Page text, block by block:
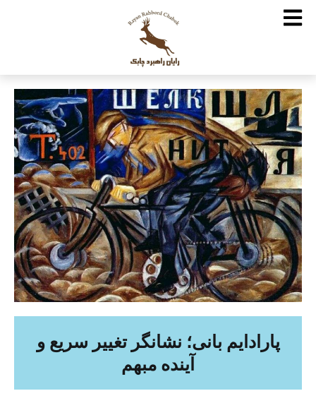
پارادایم بانی؛ نشانگر تغییر سریع و
آینده مبهم